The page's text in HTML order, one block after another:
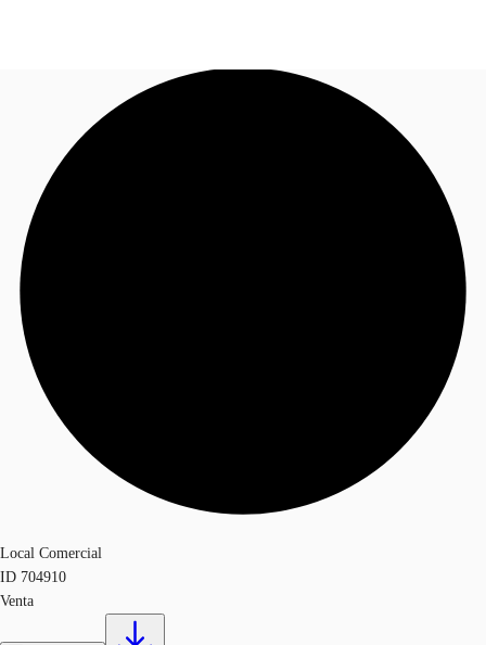
Tendencias y Perspectivas
Favoritos
+52 55 5980 8003
Local Comercial
ID 704910
Venta